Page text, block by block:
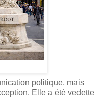
politique, mais
Elle a été vedette